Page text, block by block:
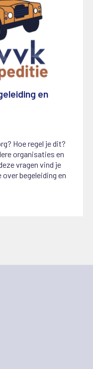
en
Hoe regel je dit?
organisaties en
vragen vind je
begeleiding en